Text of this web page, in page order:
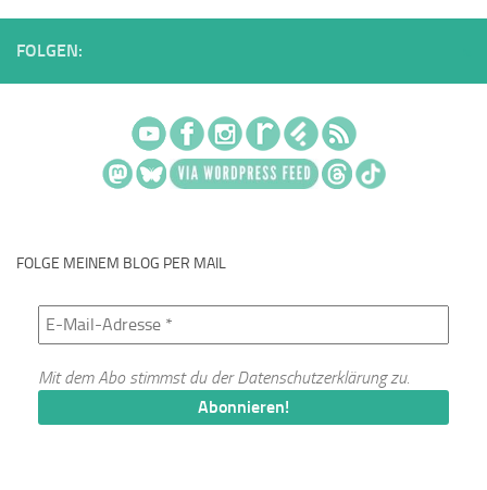
FOLGEN:
FOLGE MEINEM BLOG PER MAIL
Mit dem Abo stimmst du derDatenschutzerklärungzu.